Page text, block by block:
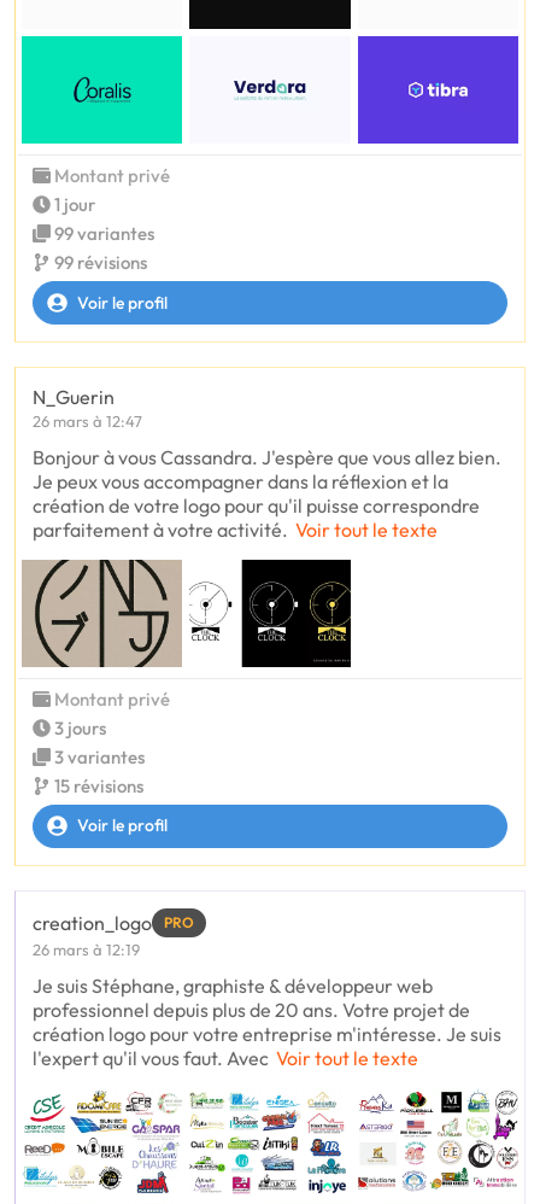
Montant privé
1 jour
99 variantes
99 révisions
Voir le profil
N_Guerin
26 mars à 12:47
Bonjour à vous Cassandra. J'espère que vous allez bien.
Je peux vous accompagner dans la réflexion et la
création de votre logo pour qu'il puisse correspondre
parfaitement à votre activité. Voir tout le texte
Montant privé
3 jours
3 variantes
15 révisions
Voir le profil
creation_logo PRO
26 mars à 12:19
Je suis Stéphane, graphiste & développeur web
professionnel depuis plus de 20 ans. Votre projet de
création logo pour votre entreprise m'intéresse. Je suis
l'expert qu'il vous faut. Avec Voir tout le texte